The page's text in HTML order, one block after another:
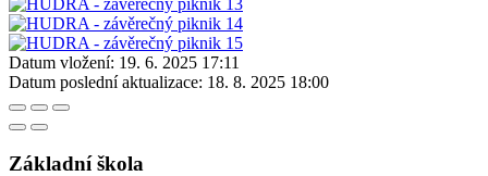
Datum vložení: 19. 6. 2025 17:11
Datum poslední aktualizace: 18. 8. 2025 18:00
Základní škola